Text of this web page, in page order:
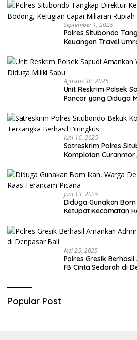
September 1, 2025
Polres Situbondo
Keuangan Travel
Agustus 30, 2025
Unit Reskrim Polsek
Pancor yang Diduga
Juni 16, 2025
Satreskrim Polres
Komplotan
Juni 13, 2025
Diduga Gunakan
Ketupat Kecamatan
Mei 25, 2025
Polres Gresik
FB Cinta Sedarah di
Popular Post